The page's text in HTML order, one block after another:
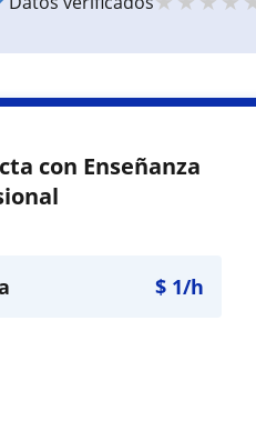
con Enseñanza
$ 1/h